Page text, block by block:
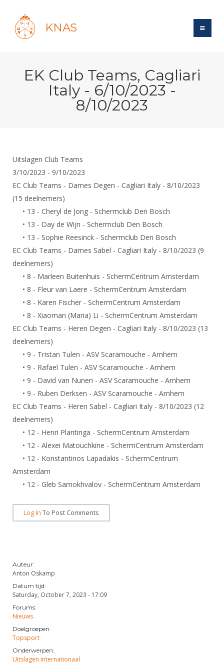
KNAS
Login
Forums
Maandelijks archief
Evenement
Website
Gebruiksvoorwaarden
Handleiding
Bond
Reglementen
Ledencijfers
Sponsors en Partners
Organisatie
Bestuur
Commissies
Ereleden
Leden van Verdiensten
Bondsbureau
Contact
Samenwerking
Formulieren
Alle Verenigingen
Nieuws
Verenigingsondersteuning
Witte Vlekkenplan
Oprichting Vereniging
Schermen
Recreatiesport
Veteranen
Wedstrijdsport
Ranglijsten
Reglementen
Materiaal
Rolstoelschermen
Wedstrijdkalender
NK's
JPT
Veteranenwedstrijden
Wedstrijdorganisatie
Aanvragen van scheidsrechters
Verwerk wedstrijduitslagen
Promotie en logo
Geschiedenis van het schermen
Nieuws
NK's
Oranje
DBT
SBT
Talentontwikkeling
Atletencommissie
Internationale Titeltoernooien
Internationale aanmeldingen
Voor de jeugd
Spreekbeurtpakket
Ouders en vereniging
Jeugdkampen
Brassardsysteem
Voor coaches en leraren
Nieuws
Nationale opleidingen
Internationale opleidingen
Opleidingen
Leraar
Voor scheidsrechters
Nieuws
Scheidsrechterslijst
Scheidsrechter Documentatie
Opleidingen
Tuchtzaken
Infotheek
Touché
Forums
Schermforum
Nieuws
Zoek Vereniging
Contact
NK organiseren
EK Club Teams, Cagliari
Italy - 6/10/2023 -
8/10/2023
Uitslagen Club Teams
3/10/2023 - 9/10/2023
EC Club Teams - Dames Degen - Cagliari Italy - 8/10/2023
(15 deelnemers)
• 13 - Cheryl de Jong - Schermclub Den Bosch
• 13 - Day de Wijn - Schermclub Den Bosch
• 13 - Sophie Reesinck - Schermclub Den Bosch
EC Club Teams - Dames Sabel - Cagliari Italy - 8/10/2023 (9
deelnemers)
• 8 - Marleen Buitenhuis - SchermCentrum Amsterdam
• 8 - Fleur van Laere - SchermCentrum Amsterdam
• 8 - Karen Fischer - SchermCentrum Amsterdam
• 8 - Xiaoman (Maria) Li - SchermCentrum Amsterdam
EC Club Teams - Heren Degen - Cagliari Italy - 8/10/2023 (13
deelnemers)
• 9 - Tristan Tulen - ASV Scaramouche - Arnhem
• 9 - Rafael Tulen - ASV Scaramouche - Arnhem
• 9 - David van Nunen - ASV Scaramouche - Arnhem
• 9 - Ruben Derksen - ASV Scaramouche - Arnhem
EC Club Teams - Heren Sabel - Cagliari Italy - 8/10/2023 (12
deelnemers)
• 12 - Henri Plantinga - SchermCentrum Amsterdam
• 12 - Alexei Matouchkine - SchermCentrum Amsterdam
• 12 - Konstantinos Lapadakis - SchermCentrum
Amsterdam
• 12 - Gleb Samokhvalov - SchermCentrum Amsterdam
Log In To Post Comments
Auteur:
Anton Oskamp
Datum tijd:
Saturday, October 7, 2023 - 17:09
Forums:
Nieuws
Doelgroepen:
Topsport
Onderwerpen:
Uitslagen internationaal